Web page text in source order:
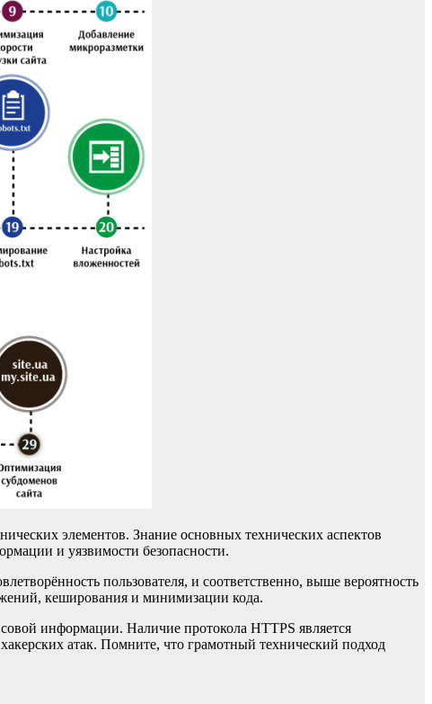
элементов. Знание основных технических аспектов
и уязвимости безопасности.
пользователя, и соответственно, выше вероятность
кеширования и минимизации кода.
информации. Наличие протокола HTTPS является
атак. Помните, что грамотный технический подход